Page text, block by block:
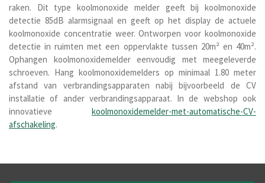
raken. Dit type koolmonoxide melder geeft bij koolmonoxide
detectie 85dB alarmsignaal en geeft op het display de actuele
koolmonoxide concentratie weer. Ontworpen voor koolmonoxide
detectie in ruimten met een oppervlakte tussen 20m² en 40m².
Ophangen koolmonoxidemelder eenvoudig met meegeleverde
schroeven. Hang koolmonoxidemelders op minimaal 1.80 meter
afstand van verbrandingsapparaten nabij bijvoorbeeld de CV
installatie of ander verbrandingsapparaat. In de webshop ook
innovatieve koolmonoxidemelder-met-automatische-CV-
afschakeling.